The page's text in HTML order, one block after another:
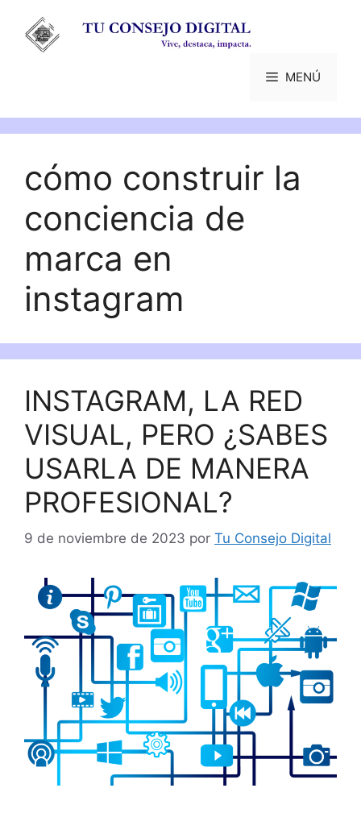
contenido
MENÚ
cómo construir la
conciencia de
marca en
instagram
INSTAGRAM, LA RED
VISUAL, PERO ¿SABES
USARLA DE MANERA
PROFESIONAL?
9 de noviembre de 2023 por Tu Consejo Digital